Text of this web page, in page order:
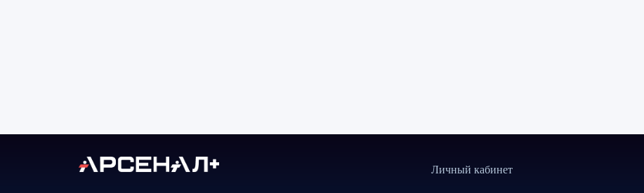
Личный кабинет